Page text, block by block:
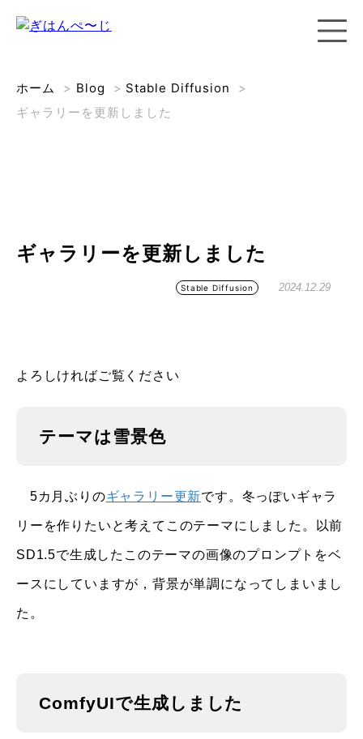
ホーム > Blog > Stable Diffusion
>
ギャラリーを更新しました
ギャラリーを更新しました
Stable Diffusion 2024.12.29
よろしければご覧ください
テーマは雪景色
5カ月ぶりのギャラリー更新です。冬っぽいギャラ
リーを作りたいと考えてこのテーマにしました。以前
SD1.5で生成したこのテーマの画像のプロンプトをベ
ースにしていますが，背景が単調になってしまいまし
た。
ComfyUIで生成しました